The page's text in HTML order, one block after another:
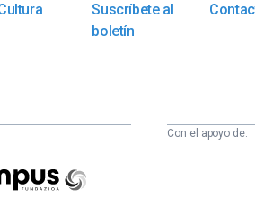
Suscríbete al
boletín
Con el apoyo de: